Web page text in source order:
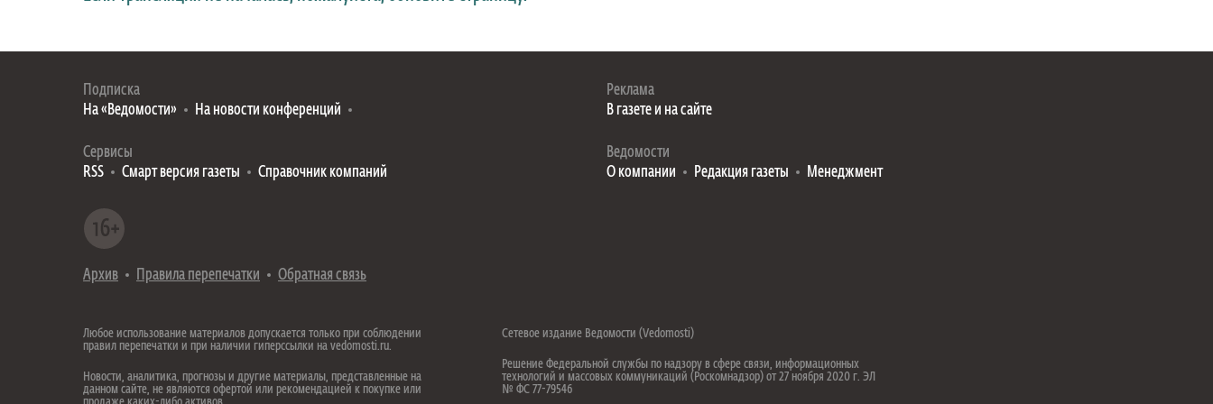
Подписка
На «Ведомости»
На новости конференций
Сервисы
RSS
Смарт версия газеты Справочник компаний
Реклама
В газете и на сайте
Ведомости
О компании
Редакция газеты Менеджмент
Архив Правила перепечатки Обратная связь
Любое использование материалов допускается только при соблюдении
правил перепечатки и при наличии гиперссылки на vedomosti.ru.
Новости, аналитика, прогнозы и другие материалы, представленные на
данном сайте, не являются офертой или рекомендацией к покупке или
Сетевое издание Ведомости (Vedomosti)
Решение Федеральной службы по надзору в сфере связи, информационных
технологий и массовых коммуникаций (Роскомнадзор) от 27 ноября 2020 г. ЭЛ
№ ФС 77-79546